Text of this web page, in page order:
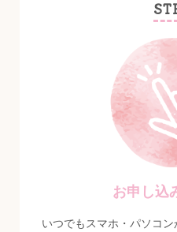
お申し込
いつでもスマホ・パソコン